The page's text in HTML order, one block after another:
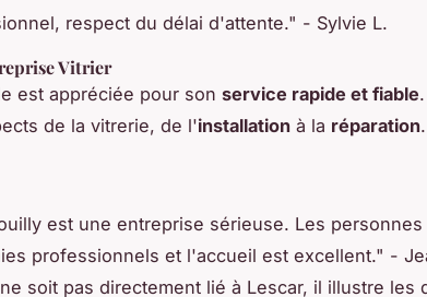
respect du délai d'attente." - Sylvie L.
Vitrier
est appréciée pour son service rapide et fiable
de la vitrerie, de l'installation à la réparation.
est une entreprise sérieuse. Les
professionnels et l'accueil est excellent." -
soit pas directement lié à Lescar, il illustre les